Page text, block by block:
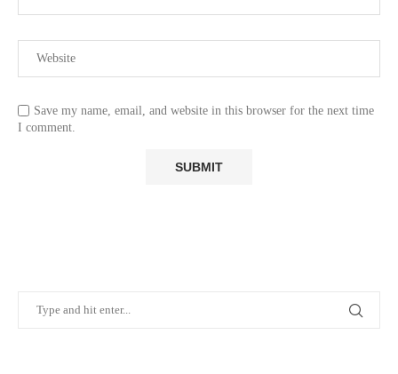
Save my name, email, and website in this browser for the next time
I comment.